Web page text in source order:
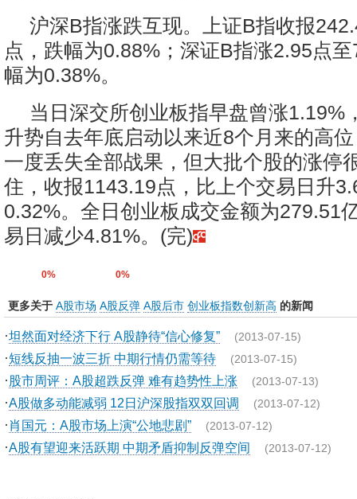
沪深B指涨跌互现。上证B指收报
点，跌幅为0.88%；深证B指涨2.95点
幅为0.38%。
当日深交所创业板指早盘曾涨1.19%
升势自去年底启动以来近8个月来的高
一度丢失全部战果，但大批个股的涨停
住，收报1143.19点，比上个交易日升
0.32%。全日创业板成交金额为279.51
易日减少4.81%。(完)
0% 0%
更多关于 A股市场 A股反弹 A股后市 创业板指数创新高 的新闻
·坦然面对经济下行 A股静待“信心修复” (2013-07-15)
·短线反抽一波三折 中期行情仍需等待 (2013-07-15)
· 股市周评：A股超跌反弹 难有趋势性上涨 (2013-07-13)
·A股做多动能减弱 12日沪深股指双双回调 (2013-07-12)
· 肖国元：A股市场上演“公地悲剧” (2013-07-12)
·A股有望迎来活跃期 中期矛盾抑制反弹空间 (2013-07-12)